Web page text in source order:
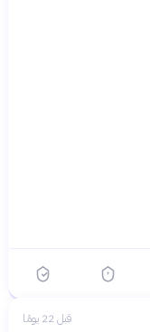
قبل 22 يومًا